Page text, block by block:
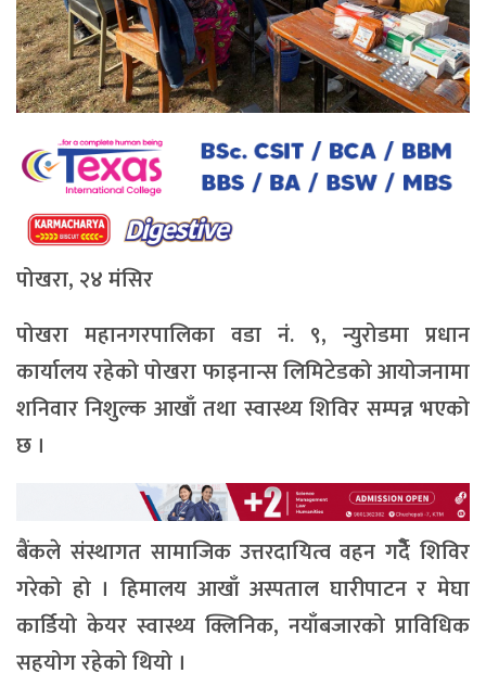
पोखरा, २४ मंसिर
पोखरा महानगरपालिका वडा नं. ९, न्युरोडमा प्रधान
कार्यालय रहेको पोखरा फाइनान्स लिमिटेडको आयोजनामा
शनिवार निशुल्क आखाँ तथा स्वास्थ्य शिविर सम्पन्न भएको
छ ।
बैंकले संस्थागत सामाजिक उत्तरदायित्व वहन गर्दैे शिविर
गरेको हो । हिमालय आखाँ अस्पताल घारीपाटन र मेघा
कार्डियो केयर स्वास्थ्य क्लिनिक, नयाँबजारको प्राविधिक
सहयोग रहेको थियो ।